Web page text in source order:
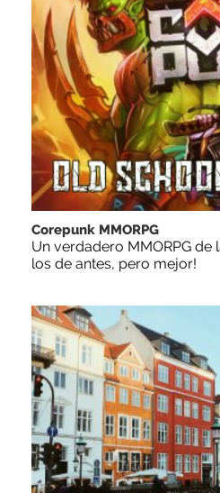
Corepunk MMORPG
Un verdadero MMORPG de
los de antes, pero mejor!